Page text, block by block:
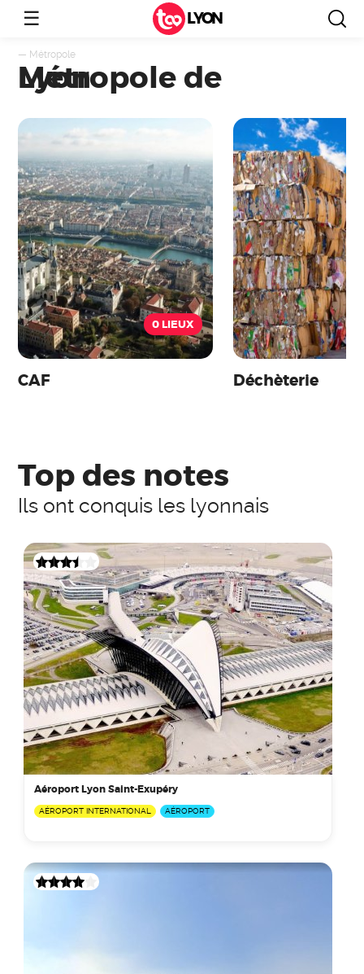
☰ LYON
— Métropole
Métropole de Lyon
0 LIEUX
CAF Déchèterie
Top des notes
Ils ont conquis les lyonnais
Aéroport Lyon Saint-Exupéry
AÉROPORT INTERNATIONAL AÉROPORT